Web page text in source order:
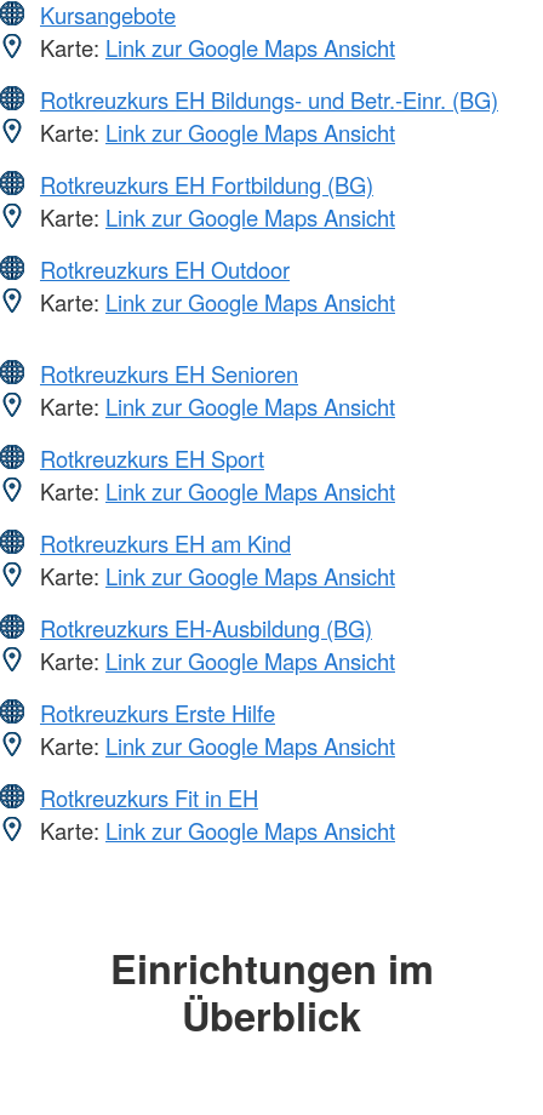
Kursangebote
Karte: Link zur Google Maps Ansicht
Rotkreuzkurs EH Bildungs- und Betr.-Einr. (BG)
Karte: Link zur Google Maps Ansicht
Rotkreuzkurs EH Fortbildung (BG)
Karte: Link zur Google Maps Ansicht
Rotkreuzkurs EH Outdoor
Karte: Link zur Google Maps Ansicht
Rotkreuzkurs EH Senioren
Karte: Link zur Google Maps Ansicht
Rotkreuzkurs EH Sport
Karte: Link zur Google Maps Ansicht
Rotkreuzkurs EH am Kind
Karte: Link zur Google Maps Ansicht
Rotkreuzkurs EH-Ausbildung (BG)
Karte: Link zur Google Maps Ansicht
Rotkreuzkurs Erste Hilfe
Karte: Link zur Google Maps Ansicht
Rotkreuzkurs Fit in EH
Karte: Link zur Google Maps Ansicht
Einrichtungen im
Überblick